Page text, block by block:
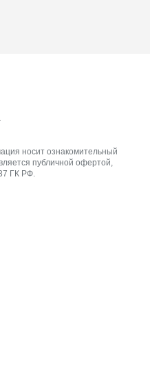
носит ознакомительный
публичной офертой,
ГК РФ.